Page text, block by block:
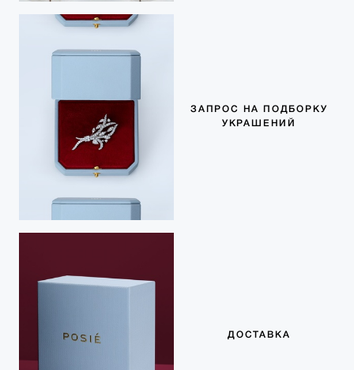
ЗАПРОС НА ПОДБОРКУ
УКРАШЕНИЙ
ДОСТАВКА